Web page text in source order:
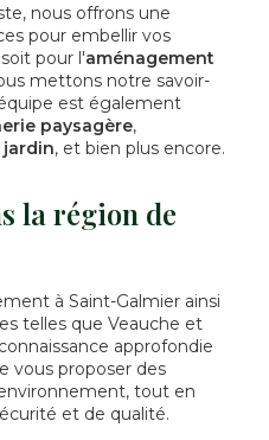
nous offrons une
pour embellir vos
pour l'aménagement
mettons notre savoir-
est également
paysagère,
, et bien plus encore.
la région de
à Saint-Galmier ainsi
telles que Veauche et
approfondie
vous proposer des
tout en
et de qualité.